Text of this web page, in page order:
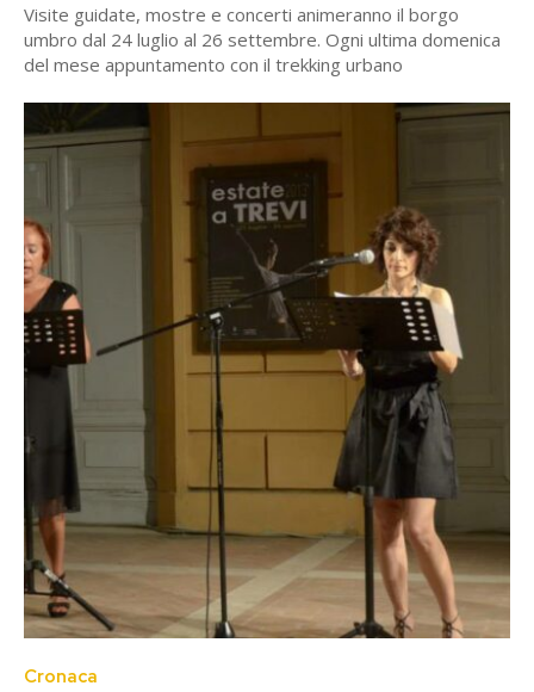
Visite guidate, mostre e concerti animeranno il borgo
umbro dal 24 luglio al 26 settembre. Ogni ultima domenica
del mese appuntamento con il trekking urbano
Cronaca